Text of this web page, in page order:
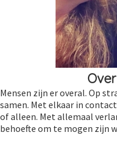
Mensen zijn er overal. Op
samen. Met elkaar in
of alleen. Met allemaal
behoefte om te mogen zijn